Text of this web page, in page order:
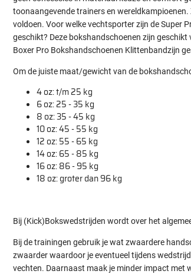
toonaangevende trainers en
voldoen. Voor welke vechtsporter zijn de Super
geschikt? Deze bokshandschoenen zijn
Boxer Pro Bokshandschoenen Klittenbandzijn
Om de juiste maat/gewicht van de
4 oz: t/m 25 kg
6 oz: 25 - 35 kg
8 oz: 35 - 45 kg
10 oz: 45 - 55 kg
12 oz: 55 - 65 kg
14 oz: 65 - 85 kg
16 oz: 86 - 95 kg
18 oz: groter dan 96 kg
Bij (Kick)Bokswedstrijden wordt over het
Bij de trainingen gebruik je wat zwaardere
zwaarder waardoor je eventueel tijdens
vechten. Daarnaast maak je minder impact met